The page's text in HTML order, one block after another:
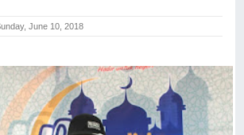
June 10, 2018